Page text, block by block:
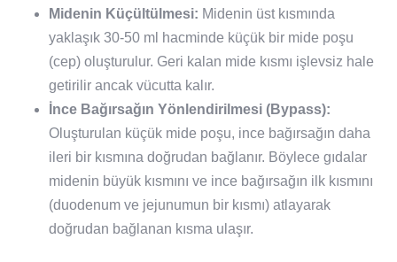
Midenin Küçültülmesi: Midenin üst kısmında
yaklaşık 30-50 ml hacminde küçük bir mide poşu
(cep) oluşturulur. Geri kalan mide kısmı işlevsiz hale
getirilir ancak vücutta kalır.
İnce Bağırsağın Yönlendirilmesi (Bypass):
Oluşturulan küçük mide poşu, ince bağırsağın daha
ileri bir kısmına doğrudan bağlanır. Böylece gıdalar
midenin büyük kısmını ve ince bağırsağın ilk kısmını
(duodenum ve jejunumun bir kısmı) atlayarak
doğrudan bağlanan kısma ulaşır.